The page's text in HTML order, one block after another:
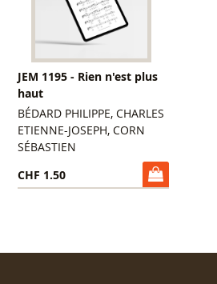
JEM 1195 - Rien n'est plus
haut
BÉDARD PHILIPPE, CHARLES
ETIENNE-JOSEPH, CORN
SÉBASTIEN
CHF 1.50